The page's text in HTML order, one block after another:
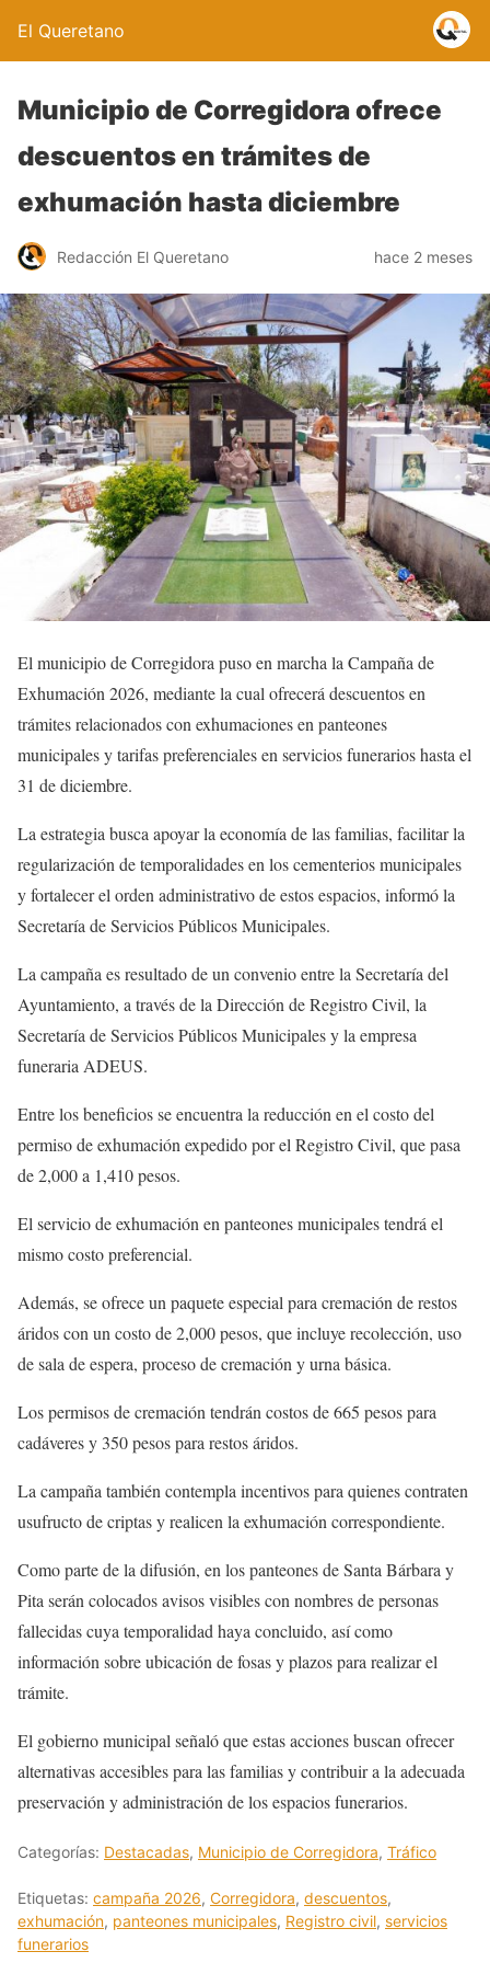
El Queretano
Municipio de Corregidora ofrece
descuentos en trámites de
exhumación hasta diciembre
Redacción El Queretano hace 2 meses
El municipio de Corregidora puso en marcha la Campaña de
Exhumación 2026, mediante la cual ofrecerá descuentos en
trámites relacionados con exhumaciones en panteones
municipales y tarifas preferenciales en servicios funerarios hasta el
31 de diciembre.
La estrategia busca apoyar la economía de las familias, facilitar la
regularización de temporalidades en los cementerios municipales
y fortalecer el orden administrativo de estos espacios, informó la
Secretaría de Servicios Públicos Municipales.
La campaña es resultado de un convenio entre la Secretaría del
Ayuntamiento, a través de la Dirección de Registro Civil, la
Secretaría de Servicios Públicos Municipales y la empresa
funeraria ADEUS.
Entre los beneficios se encuentra la reducción en el costo del
permiso de exhumación expedido por el Registro Civil, que pasa
de 2,000 a 1,410 pesos.
El servicio de exhumación en panteones municipales tendrá el
mismo costo preferencial.
Además, se ofrece un paquete especial para cremación de restos
áridos con un costo de 2,000 pesos, que incluye recolección, uso
de sala de espera, proceso de cremación y urna básica.
Los permisos de cremación tendrán costos de 665 pesos para
cadáveres y 350 pesos para restos áridos.
La campaña también contempla incentivos para quienes contraten
usufructo de criptas y realicen la exhumación correspondiente.
Como parte de la difusión, en los panteones de Santa Bárbara y
Pita serán colocados avisos visibles con nombres de personas
fallecidas cuya temporalidad haya concluido, así como
información sobre ubicación de fosas y plazos para realizar el
trámite.
El gobierno municipal señaló que estas acciones buscan ofrecer
alternativas accesibles para las familias y contribuir a la adecuada
preservación y administración de los espacios funerarios.
Categorías: Destacadas, Municipio de Corregidora, Tráfico
Etiquetas: campaña 2026, Corregidora, descuentos,
exhumación, panteones municipales, Registro civil, servicios
funerarios